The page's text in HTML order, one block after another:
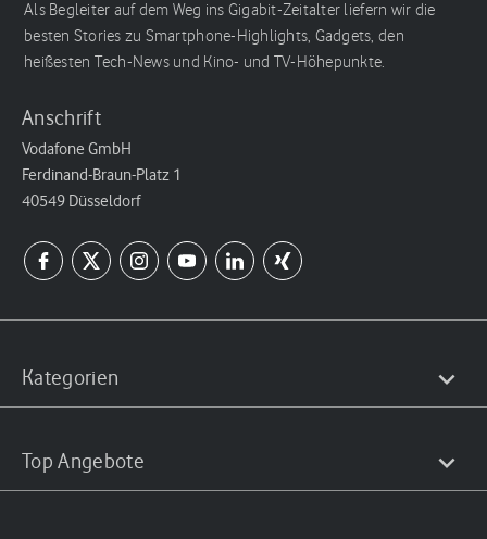
Als Begleiter auf dem Weg ins Gigabit-Zeitalter liefern wir die
besten Stories zu Smartphone-Highlights, Gadgets, den
heißesten Tech-News und Kino- und TV-Höhepunkte.
Anschrift
Vodafone GmbH
Ferdinand-Braun-Platz 1
40549 Düsseldorf
Kategorien
Top Angebote